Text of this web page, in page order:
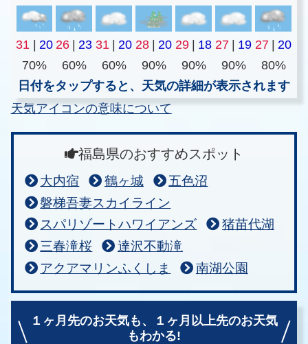
31 | 20 26 | 23 31 | 20 28 | 20 29 | 18 27 | 19 27 | 20
70%
60% 60% 90% 90% 90%
80%
日付をタップすると、天気の詳細が表示されます
天気アイコンの意味について
福島県のおすすめスポット
大内宿 鶴ヶ城
五色沼
磐梯吾妻スカイライン
スパリゾートハワイアンズ
猪苗代湖
三春滝桜
達沢不動滝
アクアマリンふくしま
南湖公園
１ヶ月先のお天気も、
１ヶ月以上先のお天気
もわかる!